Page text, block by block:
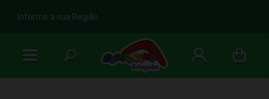
b
Informe a sua Região